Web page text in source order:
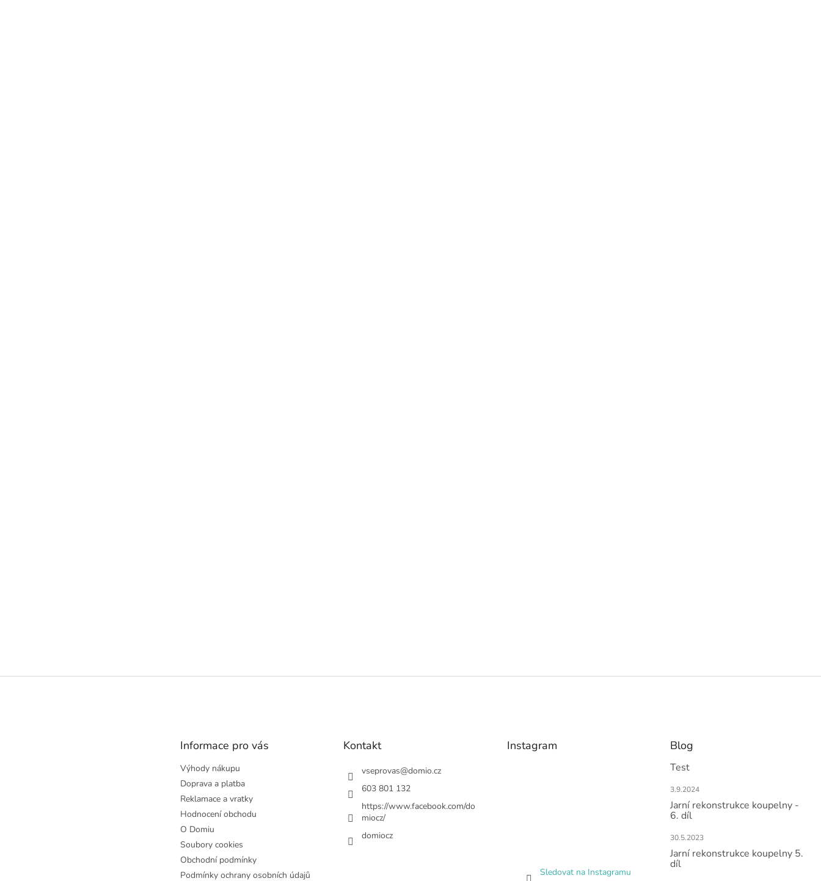
Z
Informace pro vás
Výhody nákupu
Doprava a platba
Reklamace a vratky
Hodnocení obchodu
O Domiu
Soubory cookies
Obchodní podmínky
Podmínky ochrany osobních údajů
Kontakt
vseprovas@domio.cz
603 801 132
https://www.facebook.com/do
miocz/
domiocz
Instagram
Sledovat na Instagramu
Blog
Test
3.9.2024
Jarní rekonstrukce koupelny -
6. díl
30.5.2023
Jarní rekonstrukce koupelny 5.
díl